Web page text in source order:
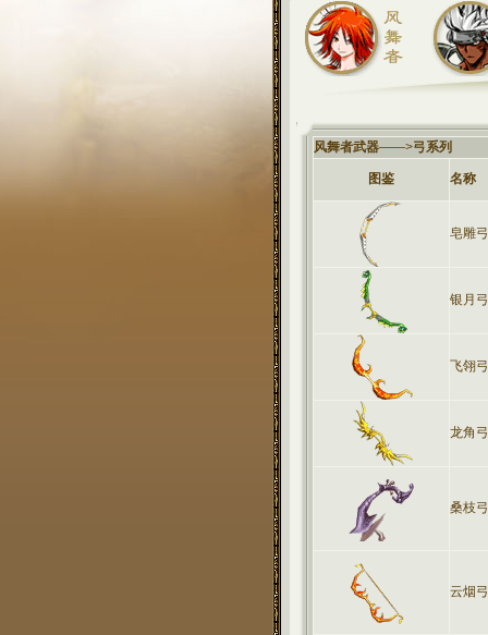
风舞者武器——>弓系列
图鉴 名称
皂雕弓
银月弓
飞翎弓
龙角弓
桑枝弓
云烟弓